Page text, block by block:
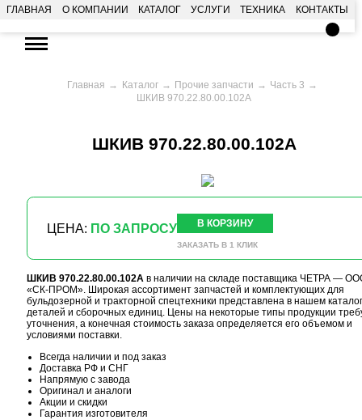
ГЛАВНАЯ О КОМПАНИИ КАТАЛОГ УСЛУГИ ТЕХНИКА КОНТАКТЫ
Главная Каталог Прочие запчасти
Часть 3
ШКИВ 970.22.80.00.102А
ШКИВ 970.22.80.00.102А
ЦЕНА: ПО ЗАПРОСУ В КОРЗИНУ
ЗАКАЗАТЬ В 1 КЛИК
ШКИВ 970.22.80.00.102Ав наличии на складе поставщика ЧЕТРА —
«СК-ПРОМ». Широкая ассортимент запчастей и комплектующих для
бульдозерной и тракторной спецтехники представлена в нашем
деталей и сборочных единиц. Цены на некоторые типы продукции
уточнения, а конечная стоимость заказа определяется его объемом и
условиями поставки.
Всегда наличии и под заказ
Доставка РФ и СНГ
Напрямую с завода
Оригинал и аналоги
Акции и скидки
Гарантия изготовителя